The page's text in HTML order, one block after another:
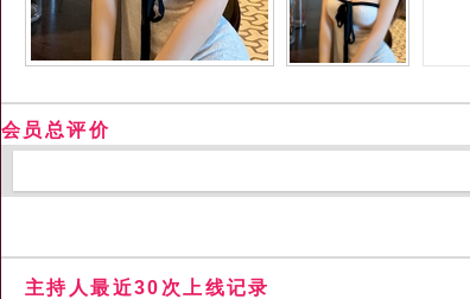
会员总评价
主持人最近30次上线记录